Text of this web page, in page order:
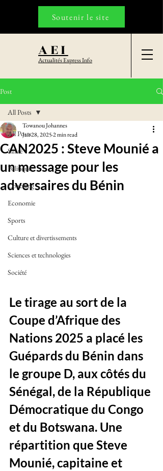
AEI
Actualités Express Info
Soutenir le site
Post
All Posts
Santé
Politique
Coaching
Economie
Sports
Culture et divertissements
Sciences et technologies
Société
All Posts
CAN2025 : Steve Mounié a
un message pour les
adversaires du Bénin
Towanou Johannes
Jan 28, 20252 min read
Le tirage au sort de la
Coupe d’Afrique des
Nations 2025 a placé les
Guépards du Bénin dans
le groupe D, aux côtés du
Sénégal, de la République
Démocratique du Congo
et du Botswana. Une
répartition que Steve
Mounié, capitaine et